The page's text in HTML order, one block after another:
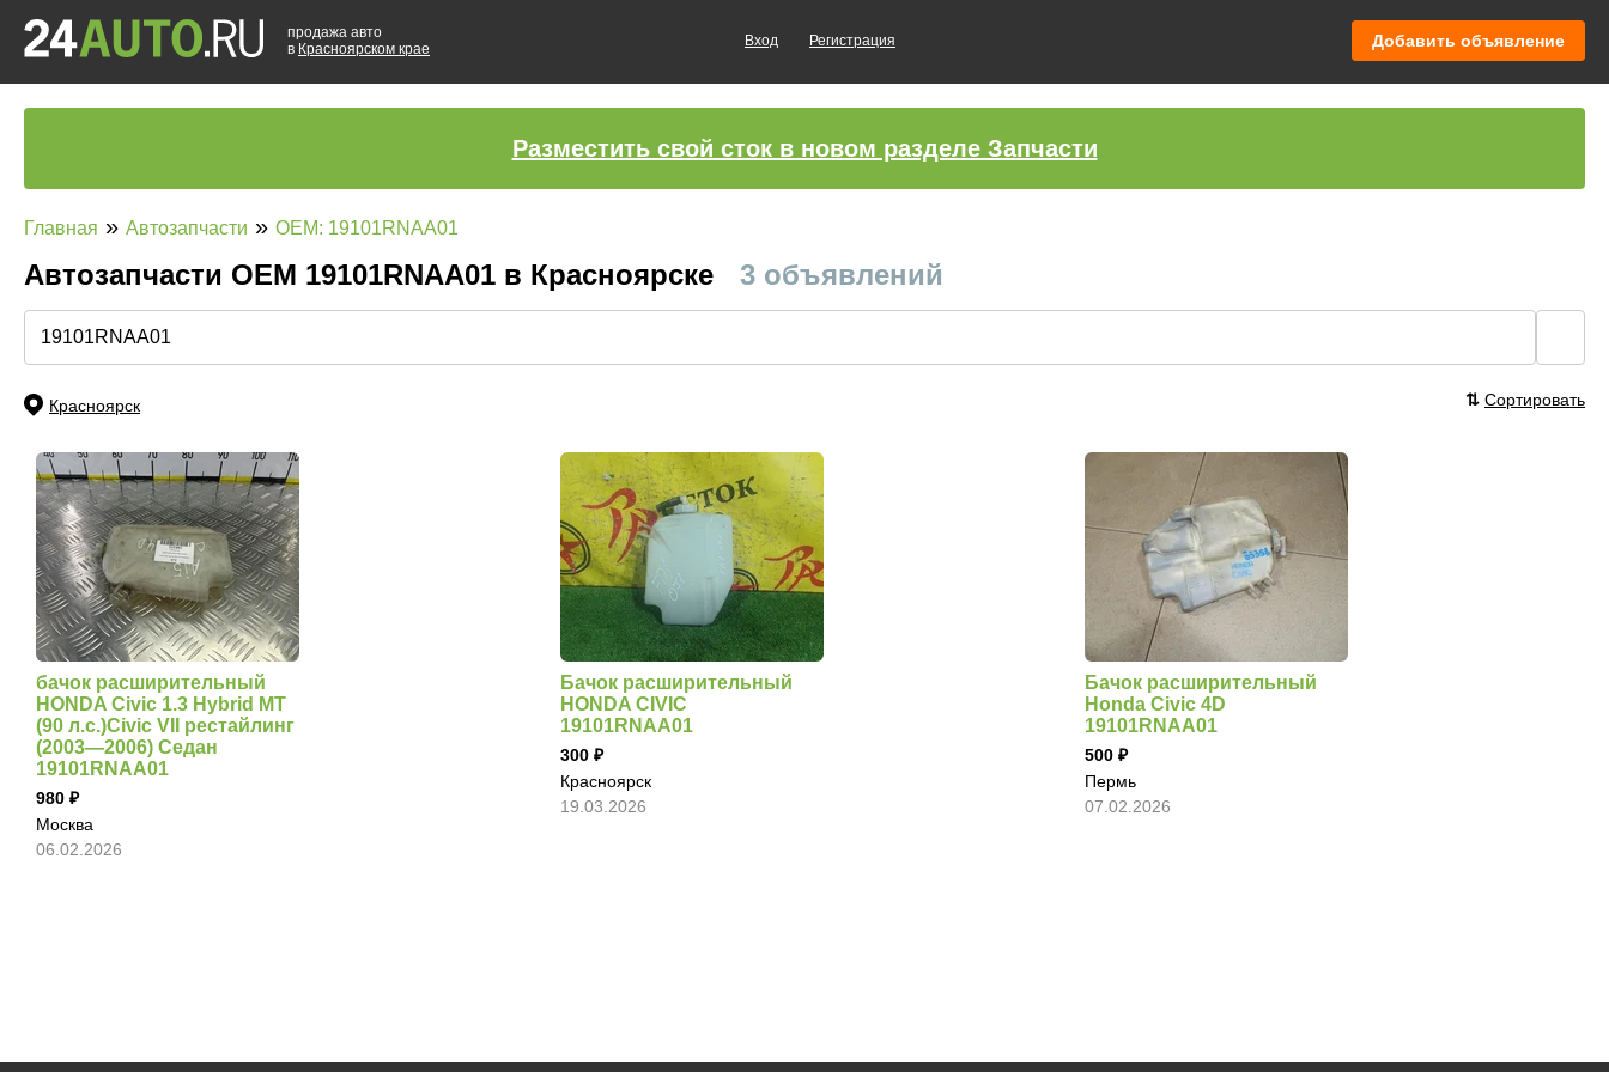
продажа авто
в Красноярском крае
Вход Регистрация Добавить объявление
Разместить свой сток в новом разделе Запчасти
Главная » Автозапчасти » OEM: 19101RNAA01
Автозапчасти ОЕМ 19101RNAA01 в Красноярске 3 объявлений
Красноярск ⇅ Сортировать
бачок расширительный
HONDA Civic 1.3 Hybrid MT
(90 л.с.)Civic VII рестайлинг
(2003—2006) Седан
19101RNAA01
980
Москва
06.02.2026
Бачок расширительный
HONDA CIVIC
19101RNAA01
300
Красноярск
19.03.2026
Бачок расширительный
Honda Civic 4D
19101RNAA01
500
Пермь
07.02.2026